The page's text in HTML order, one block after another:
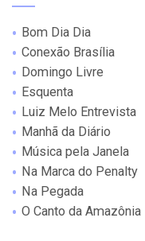
Bom Dia Dia
Conexão Brasília
Domingo Livre
Esquenta
Luiz Melo Entrevista
Manhã da Diário
Música pela Janela
Na Marca do Penalty
Na Pegada
O Canto da Amazônia